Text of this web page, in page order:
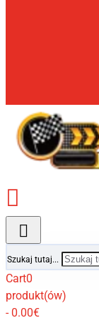
Szukaj tutaj...
Cart0
produkt(ów)
- 0.00€